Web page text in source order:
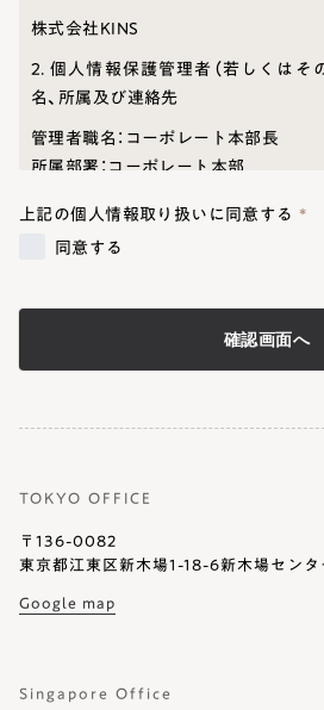
株式会社KINS
2. 個人情報保護管理者（若しくはそ
名、所属及び連絡先
管理者職名：コーポレート本部長
所属部署：コーポレート本部
平日10:00～18:00（土日祝除く）
・お問い合わせ対応（本人への連絡を
5. 個人情報の開示等の請求について
本⼈からの請求等により、当社が本
の停⽌・消去または第三者への提供の
東京都江東区新木場一丁目18番６号７
上記の個人情報取り扱いに同意する
同意する
TOKYO OFFICE
〒136-0082
東京都江東区新木場1-18-6新木場セン
Google map
Singapore Office